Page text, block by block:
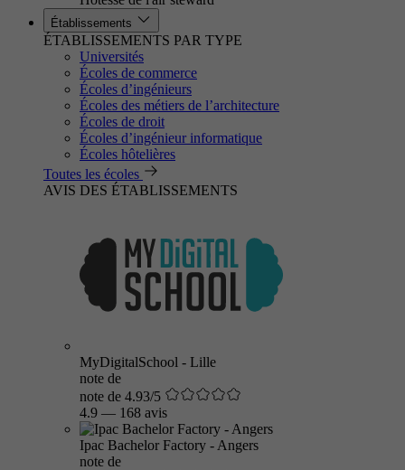
Établissements
ÉTABLISSEMENTS PAR TYPE
Universités
Écoles de commerce
Écoles d’ingénieurs
Écoles des métiers de l’architecture
Écoles de droit
Écoles d’ingénieur informatique
Écoles hôtelières
Toutes les écoles
AVIS DES ÉTABLISSEMENTS
MyDigitalSchool - Lille
note de
note de 4.93/5
4.9 — 168 avis
Ipac Bachelor Factory - Angers
note de